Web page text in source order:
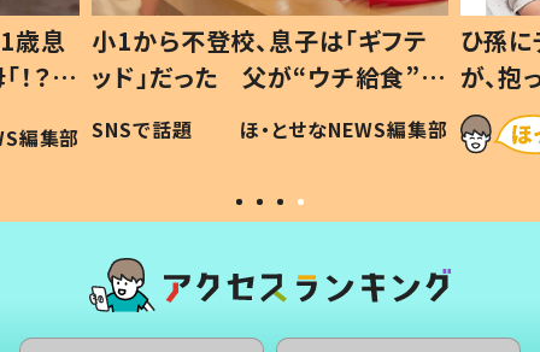
歳息
？」
編集部
小1から不登校、息子は「ギフテ
ッド」だった 父が“ウチ給食”を
作り続ける理由とは #令和の親
#令和の子
SNSで話題 ほ・とせなNEWS編集部
ひ孫
が、
「涙が
い」